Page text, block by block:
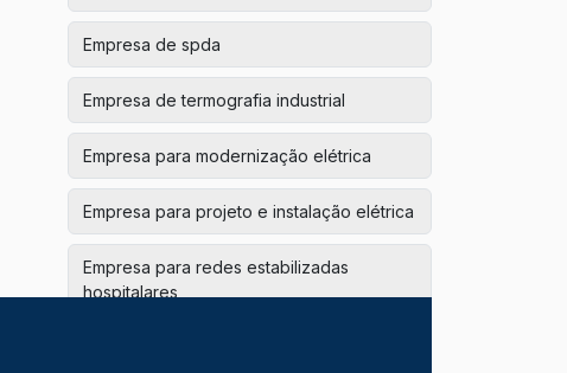
Empresa de spda
Empresa de termografia industrial
Empresa para modernização elétrica
Empresa para projeto e instalação elétrica
Empresa para redes estabilizadas
hospitalares